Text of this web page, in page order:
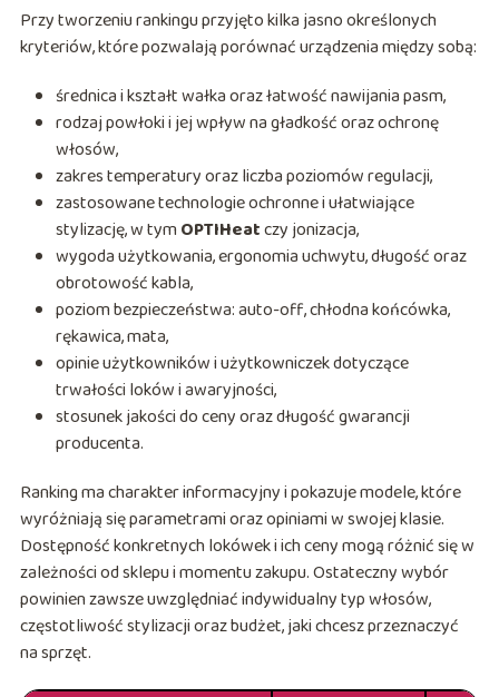
Przy tworzeniu rankingu przyjęto kilka jasno określonych
kryteriów, które pozwalają porównać urządzenia między sobą:
średnica i kształt wałka oraz łatwość nawijania pasm,
rodzaj powłoki i jej wpływ na gładkość oraz ochronę
włosów,
zakres temperatury oraz liczba poziomów regulacji,
zastosowane technologie ochronne i ułatwiające
stylizację, w tymOPTIHeatczy jonizacja,
wygoda użytkowania, ergonomia uchwytu, długość oraz
obrotowość kabla,
poziom bezpieczeństwa: auto-off, chłodna końcówka,
rękawica, mata,
opinie użytkowników i użytkowniczek dotyczące
trwałości loków i awaryjności,
stosunek jakości do ceny oraz długość gwarancji
producenta.
Ranking ma charakter informacyjny i pokazuje modele, które
wyróżniają się parametrami oraz opiniami w swojej klasie.
Dostępność konkretnych lokówek i ich ceny mogą różnić się w
zależności od sklepu i momentu zakupu. Ostateczny wybór
powinien zawsze uwzględniać indywidualny typ włosów,
częstotliwość stylizacji oraz budżet, jaki chcesz przeznaczyć
na sprzęt.